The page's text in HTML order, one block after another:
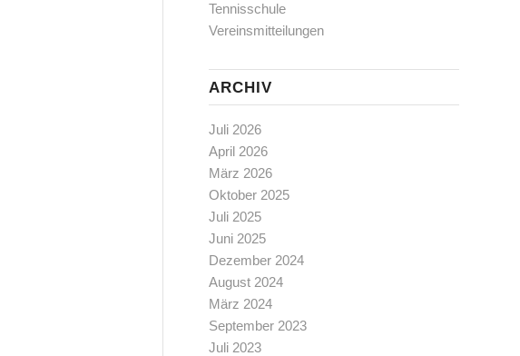
Tennisschule
Vereinsmitteilungen
ARCHIV
Juli 2026
April 2026
März 2026
Oktober 2025
Juli 2025
Juni 2025
Dezember 2024
August 2024
März 2024
September 2023
Juli 2023